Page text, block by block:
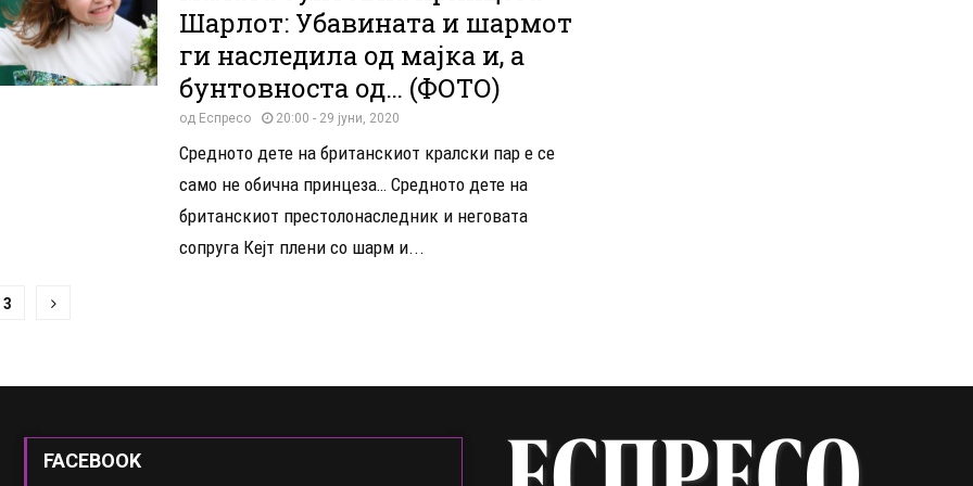
Шарлот: Убавината и шармот
ги наследила од мајка и, а
бунтовноста од… (ФОТО)
од Еспресо 20:00 - 29 јуни, 2020
Средното дете на британскиот кралски пар е се
само не обична принцеза… Средното дете на
британскиот престолонаследник и неговата
сопруга Кејт плени со шарм и...
3
FACEBOOK